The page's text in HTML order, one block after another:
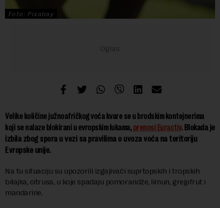
Foto: Pixabay
Velike količine južnoafričkog voća kvare se u brodskim kontejnerima
koji se nalaze blokirani u evropskim lukama, prenosi Euractiv. Blokada je
izbila zbog spora u vezi sa pravilima o uvoza voća na teritoriju
Evropske unije.
Na tu situaciju su upozorili izgajivači suprtopskih i tropskih
bilajka, citrusa, u koje spadaju pomorandže, limun, grejpfrut i
mandarine.